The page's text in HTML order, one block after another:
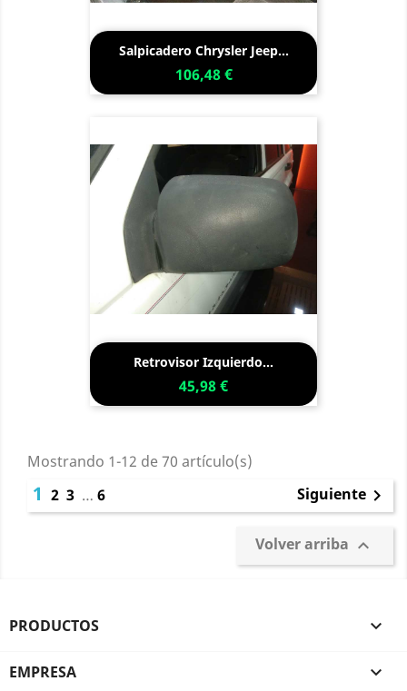
Salpicadero Chrysler Jeep...
106,48 €
Retrovisor Izquierdo...
45,98 €
Mostrando 1-12 de 70 artículo(s)
1 2 3 … 6 Siguiente 
Volver arriba 
PRODUCTOS 
EMPRESA 